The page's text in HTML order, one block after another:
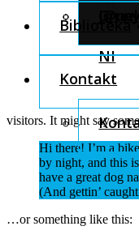
NI
Biblioteka
Kontakt
visitors. It might say
Hi there! I’m a
by night, and this
have a great dog
(And gettin’
…or something like this: